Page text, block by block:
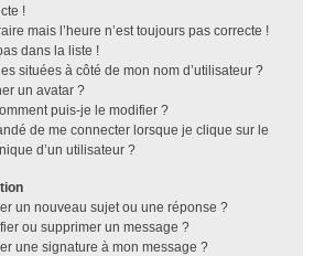
!
mais l’heure n’est toujours pas correcte !
dans la liste !
situées à côté de mon nom d’utilisateur ?
un avatar ?
puis-je le modifier ?
de me connecter lorsque je clique sur le
d’un utilisateur ?
un nouveau sujet ou une réponse ?
ou supprimer un message ?
une signature à mon message ?